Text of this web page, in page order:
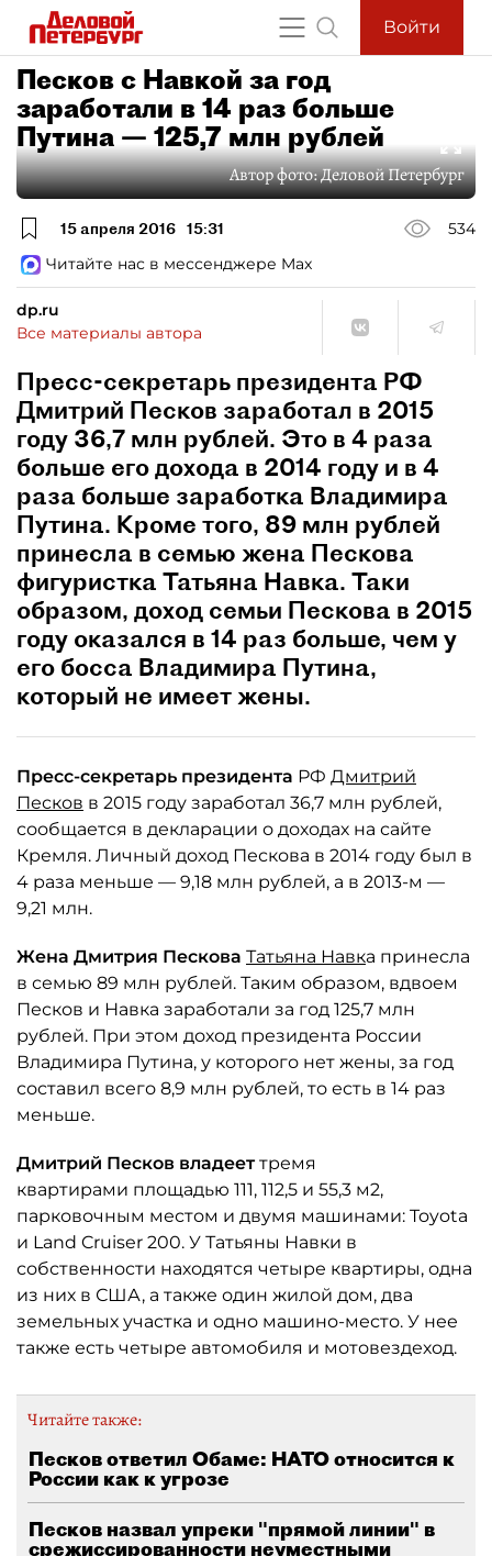
Войти
Песков с Навкой за год
заработали в 14 раз больше
Путина — 125,7 млн рублей
Автор фото:Деловой Петербург
15 апреля 2016 15:31
534
Читайте нас в мессенджере Max
dp.ru
Все материалы автора
Пресс-секретарь президента РФ
Дмитрий Песков заработал в 2015
году 36,7 млн рублей. Это в 4 раза
больше его дохода в 2014 году и в 4
раза больше заработка Владимира
Путина. Кроме того, 89 млн рублей
принесла в семью жена Пескова
фигуристка Татьяна Навка. Таки
образом, доход семьи Пескова в 2015
году оказался в 14 раз больше, чем у
его босса Владимира Путина,
который не имеет жены.
Пресс-секретарь президента РФ Дмитрий
Песков в 2015 году заработал 36,7 млн рублей,
сообщается в декларации о доходах на сайте
Кремля. Личный доход Пескова в 2014 году был в
4 раза меньше — 9,18 млн рублей, а в 2013-м —
9,21 млн.
Жена Дмитрия Пескова Татьяна Навка принесла
в семью 89 млн рублей. Таким образом, вдвоем
Песков и Навка заработали за год 125,7 млн
рублей. При этом доход президента России
Владимира Путина, у которого нет жены, за год
составил всего 8,9 млн рублей, то есть в 14 раз
меньше.
Дмитрий Песков владееттремя
квартирами площадью 111, 112,5 и 55,3 м2,
парковочным местом и двумя машинами: Toyota
и Land Cruiser 200. У Татьяны Навки в
собственности находятся четыре квартиры, одна
из них в США, а также один жилой дом, два
земельных участка и одно машино-место. У нее
также есть четыре автомобиля и мотовездеход.
Читайте также:
Песков ответил Обаме: НАТО относится к
России как к угрозе
Песков назвал упреки "прямой линии" в
срежиссированности неуместными